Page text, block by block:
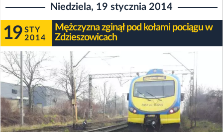
Niedziela, 19 stycznia 2014
19 STY
2014
Mężczyzna zginął pod kołami pociągu w
Zdzieszowicach